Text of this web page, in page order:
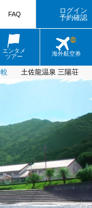
エンタメ
ツアー
海外航空券
FAQ
ログイン
予約確認
土佐龍温泉 三陽荘